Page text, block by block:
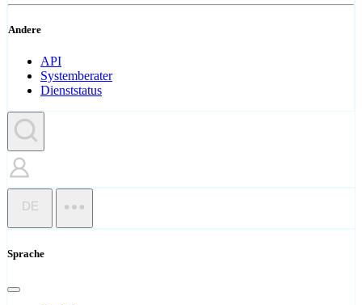
Andere
API
Systemberater
Dienststatus
DE
Sprache